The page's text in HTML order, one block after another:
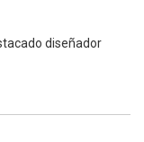
diseñador